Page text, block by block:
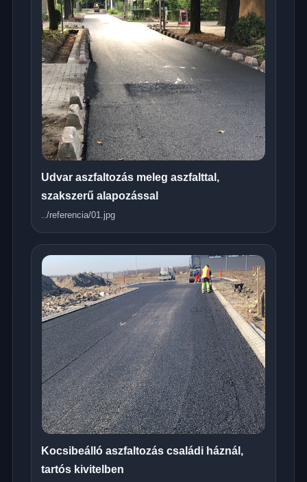
Udvar aszfaltozás meleg aszfalttal,
szakszerű alapozással
../referencia/01.jpg
Kocsibeálló aszfaltozás családi háznál,
tartós kivitelben